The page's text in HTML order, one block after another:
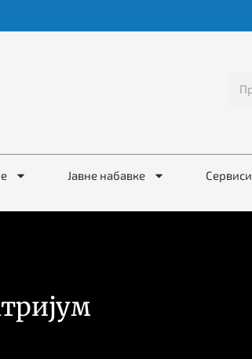
Јавне набавке Сервиси